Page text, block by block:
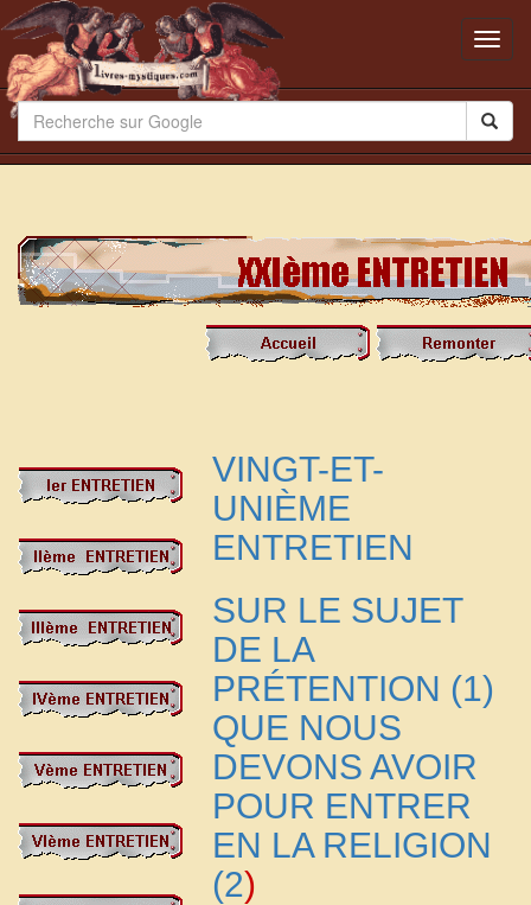
VINGT-ET-
UNIÈME
ENTRETIEN
SUR LE SUJET
DE LA
PRÉTENTION (1)
QUE NOUS
DEVONS AVOIR
POUR ENTRER
EN LA RELIGION
(2)